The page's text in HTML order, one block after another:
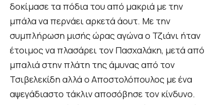
δοκίμασε τα πόδια του από μακριά με την
μπάλα να περνάει αρκετά άουτ. Με την
συμπλήρωση μισής ώρας αγώνα ο Τζιάνι ήταν
έτοιμος να πλασάρει τον Πασχαλάκη, μετά από
μπαλιά στην πλάτη της άμυνας από τον
Τσιβελεκίδη αλλά ο Αποστολόπουλος με ένα
αψεγάδιαστο τάκλιν αποσόβησε τον κίνδυνο.